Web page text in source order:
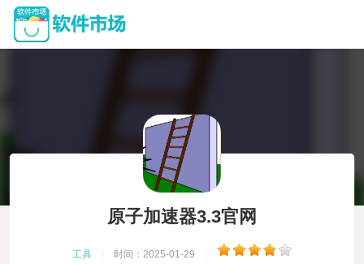
原子加速器3.3官网
工具 时间：2025-01-29